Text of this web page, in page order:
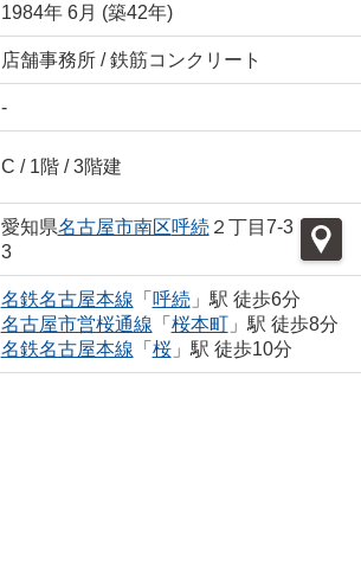
1984年 6月 (築42年)
店舗事務所 / 鉄筋コンクリート
-
C / 1階 / 3階建
愛知県名古屋市南区呼続２丁目7-3
3
名鉄名古屋本線 「 呼続」駅 徒歩6分
名古屋市営桜通線 「 桜本町」駅 徒歩8分
名鉄名古屋本線 「 桜」駅 徒歩10分